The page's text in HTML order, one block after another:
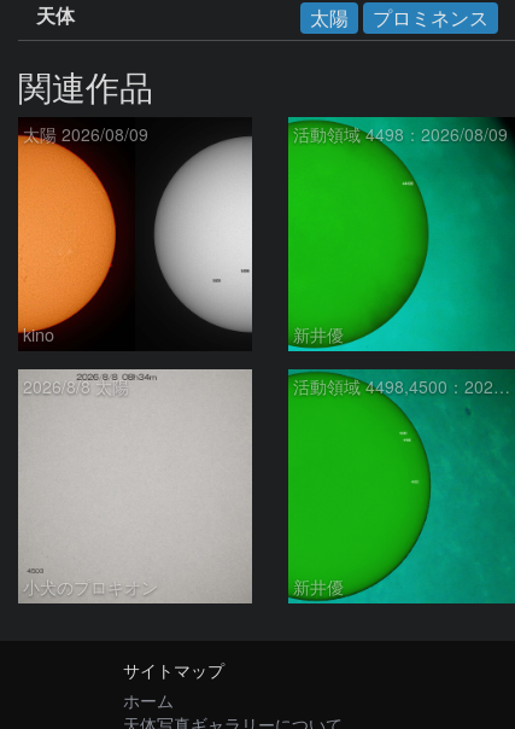
天体
太陽 プロミネンス
関連作品
太陽 2026/08/09
kino
活動領域 4498：2026/08/09
新井優
2026/8/8 太陽
小犬のプロキオン
活動領域 4498,4500：2026/08/08
新井優
サイトマップ
ホーム
天体写真ギャラリーについて